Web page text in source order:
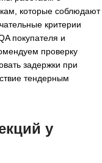
которые соблюдают
критерии
покупателя и
проверку
задержки при
тендерным
у